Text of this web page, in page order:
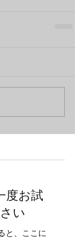
度お試
い
と、ここに